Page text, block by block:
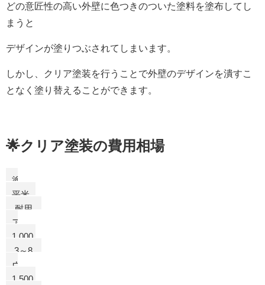
どの意匠性の高い外壁に色つきのついた塗料を塗布してし
まうと
デザインが塗りつぶされてしまいます。
しかし、クリア塗装を行うことで外壁のデザインを潰すこ
となく塗り替えることができます。
🌟クリア塗装の費用相場
塗
料
平米
単価
の相
場
耐用
年数
ア
ク
リ
ル
1.000
～
1.800
円
3～8
ウ
レ
1.500